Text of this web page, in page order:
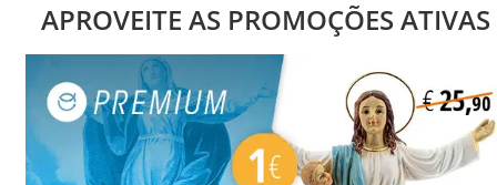
APROVEITE AS PROMOÇÕES ATIVAS